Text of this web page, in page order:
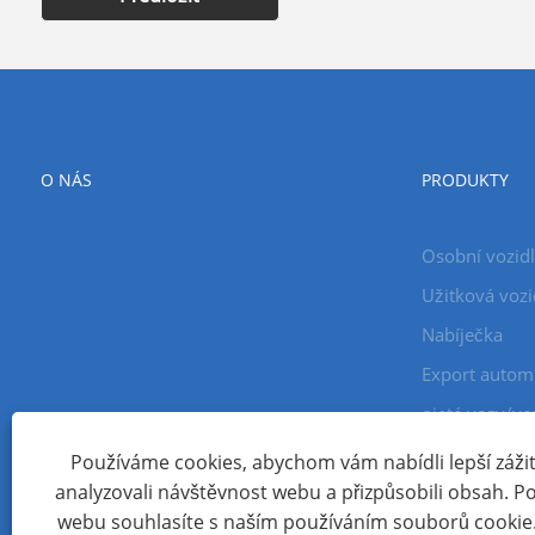
O NÁS PRODUKTY
Osobní
Užitková
Nabíječka
Export
ojeté vozy/
Copyright © 2024 Xiamen Aecoauto Technology Co., Ltd.
Používáme cookies, abychom vám nabídli lepší
analyzovali návštěvnost webu a přizpůsobili obsah.
webu souhlasíte s naším používáním souborů cookie.